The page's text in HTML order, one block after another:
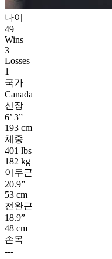
나이
49
Wins
3
Losses
1
국가
Canada
신장
6’ 3”
193 cm
체중
401 lbs
182 kg
이두근
20.9”
53 cm
전완근
18.9”
48 cm
손목
---